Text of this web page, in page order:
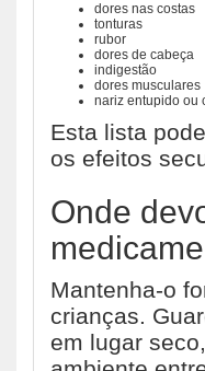
dores nas costas
tonturas
rubor
dores de cabeça
indigestão
dores musculares
nariz entupido ou
Esta lista
os efeitos
Onde
Mantenha-o
crianças.
em lugar